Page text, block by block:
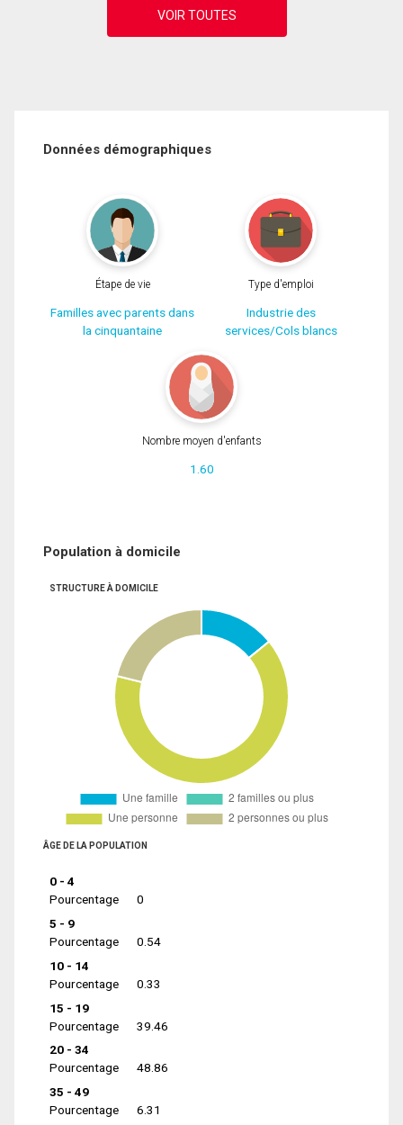
Données démographiques
Étape de vie
Familles avec parents dans
la cinquantaine
Type d'emploi
Industrie des
services/Cols blancs
Nombre moyen d'enfants
1.60
Population à domicile
STRUCTURE À DOMICILE
ÂGE DE LA POPULATION
0 - 4
Pourcentage
0
5 - 9
Pourcentage
0.54
10 - 14
Pourcentage
0.33
15 - 19
Pourcentage
39.46
20 - 34
Pourcentage
48.86
35 - 49
Pourcentage
6.31